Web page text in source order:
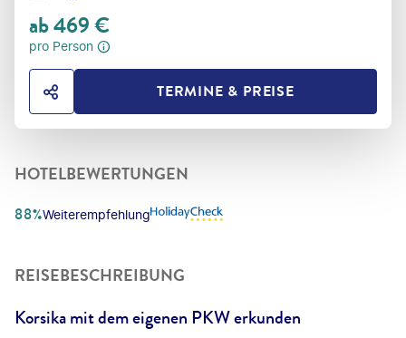
ab469€
pro Person
HOTEL TEILENTERMINE & PREISE
HOTELBEWERTUNGEN
Weiterempfehlung
88%
REISEBESCHREIBUNG
Korsika mit dem eigenen PKW erkunden